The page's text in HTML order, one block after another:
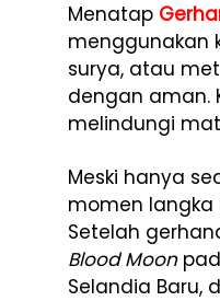
Menatap
menggunakan
surya, atau
dengan aman.
melindungi
Meski hanya
momen langka
Setelah
Blood Moon
Selandia Baru,